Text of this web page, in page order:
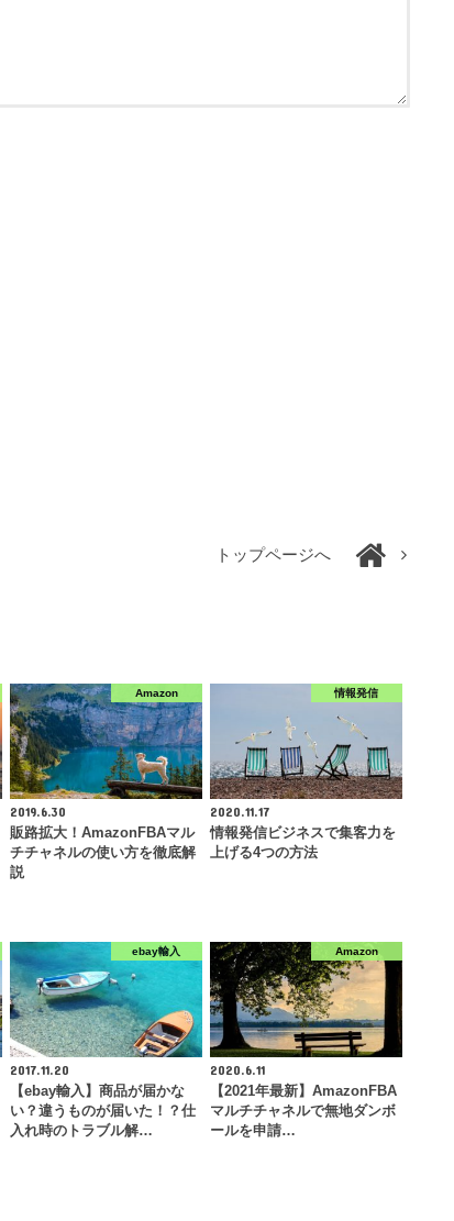
トップページへ
Amazon
2019.6.30
販路拡大！AmazonFBAマル
チチャネルの使い方を徹底解
説
情報発信
2020.11.17
情報発信ビジネスで集客力を
上げる4つの方法
ebay輸入
2017.11.20
【ebay輸入】商品が届かな
い？違うものが届いた！？仕
入れ時のトラブル解…
Amazon
2020.6.11
【2021年最新】AmazonFBA
マルチチャネルで無地ダンボ
ールを申請…